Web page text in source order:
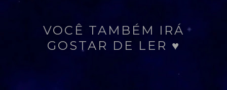
VOCÊ TAMBÉM IRÁ
GOSTAR DE LER ♥